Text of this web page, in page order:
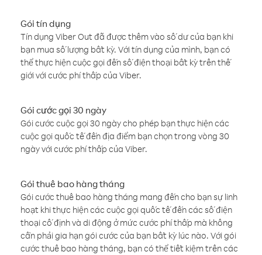
Gói tín dụng
Tín dụng Viber Out đã được thêm vào số dư của bạn khi
bạn mua số lượng bất kỳ. Với tín dụng của mình, bạn có
thể thực hiện cuộc gọi đến số điện thoại bất kỳ trên thế
giới với cước phí thấp của Viber.
Gói cước gọi 30 ngày
Gói cước cuộc gọi 30 ngày cho phép bạn thực hiện các
cuộc gọi quốc tế đến địa điểm bạn chọn trong vòng 30
ngày với cước phí thấp của Viber.
Gói thuê bao hàng tháng
Gói cước thuê bao hàng tháng mang đến cho bạn sự linh
hoạt khi thực hiện các cuộc gọi quốc tế đến các số điện
thoại cố định và di động ở mức cước phí thấp mà không
cần phải gia hạn gói cước của bạn bất kỳ lúc nào. Với gói
cước thuê bao hàng tháng, bạn có thể tiết kiệm trên các